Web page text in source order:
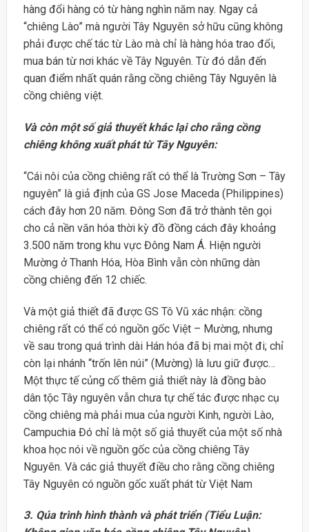
hàng đổi hàng có từ hàng nghìn năm nay. Ngay cả
“chiêng Lào” mà người Tây Nguyên sở hữu cũng không
phải được chế tác từ Lào mà chỉ là hàng hóa trao đổi,
mua bán từ nơi khác về Tây Nguyên. Từ đó dẫn đến
quan điểm nhất quán rằng cồng chiêng Tây Nguyên là
cồng chiêng việt.
Và còn một số giả thuyết khác lại cho rằng cồng
chiêng không xuất phát từ Tây Nguyên:
“Cái nôi của cồng chiêng rất có thể là Trường Sơn – Tây
nguyên” là giả định của GS Jose Maceda (Philippines)
cách đây hơn 20 năm. Đông Sơn đã trở thành tên gọi
cho cả nền văn hóa thời kỳ đồ đồng cách đây khoảng
3.500 năm trong khu vực Đông Nam Á. Hiện người
Mường ở Thanh Hóa, Hòa Bình vẫn còn những dàn
cồng chiêng đến 12 chiếc.
Và một giả thiết đã được GS Tô Vũ xác nhận: cồng
chiêng rất có thể có nguồn gốc Việt – Mường, nhưng
về sau trong quá trình dài Hán hóa đã bị mai một đi; chỉ
còn lại nhánh “trốn lên núi” (Mường) là lưu giữ được…
Một thực tế củng cố thêm giả thiết này là đồng bào
dân tộc Tây nguyên vẫn chưa tự chế tác được nhạc cụ
cồng chiêng mà phải mua của người Kinh, người Lào,
Campuchia Đó chỉ là một số giả thuyết của một số nhà
khoa học nói về nguồn gốc của cồng chiêng Tây
Nguyên. Và các giả thuyết điều cho rằng cồng chiêng
Tây Nguyên có nguồn gốc xuất phát từ Việt Nam
3. Qúa trình hình thành và phát triển (Tiểu Luận: